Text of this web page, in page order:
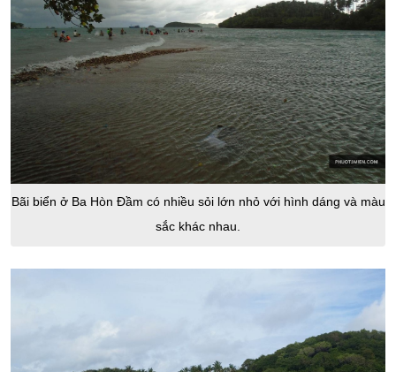
Bãi biển ở Ba Hòn Đầm có nhiều sỏi lớn nhỏ với hình dáng và màu
sắc khác nhau.